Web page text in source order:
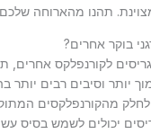
תהנו מהארוחה
בוקר אחרים?
לקורנפלקס אחרים,
יותר וסיבים רבים יותר
לחלק מהקורנפלקסים
יכולים לשמש בסיס